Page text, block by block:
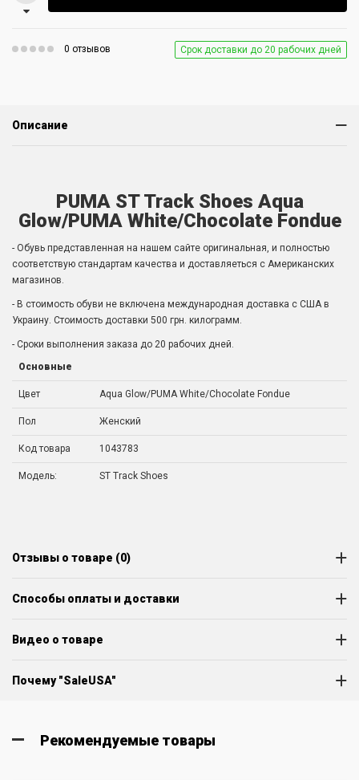
0 отзывов Срок доставки до 20 рабочих дней
Описание
PUMA ST Track Shoes Aqua
Glow/PUMA White/Chocolate Fondue
- Обувь представленная на нашем сайте оригинальная, и полностью
соответствую стандартам качества и доставляеться с Американских
магазинов.
- В стоимость обуви не включена международная доставка с США в
Украину. Стоимость доставки 500 грн. килограмм.
- Сроки выполнения заказа до 20 рабочих дней.
Основные
Цвет Aqua Glow/PUMA White/Chocolate Fondue
Пол Женский
Код товара 1043783
Модель: ST Track Shoes
Отзывы о товаре (0)
Способы оплаты и доставки
Видео о товаре
Почему "SaleUSA"
Рекомендуемые товары